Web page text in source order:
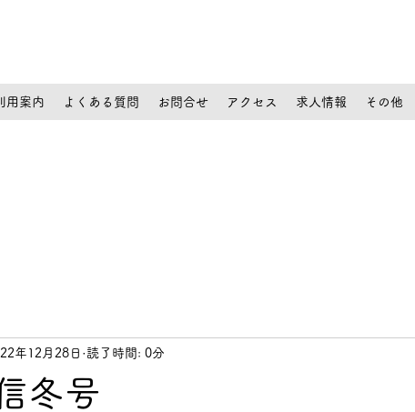
用案内 よくある質問 お問合せ アクセス 求人情報 その他
冬号
年12月28日 読了時間: 0分